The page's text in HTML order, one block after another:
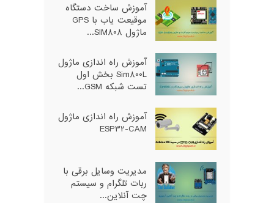
آموزش ساخت دستگاه
موقیعت یاب با GPS
ماژول SIM808...
آموزش راه اندازی ماژول
Sim800L بخش اول
تست شبکه GSM...
آموزش راه اندازی ماژول
ESP32-CAM
مدیریت وسایل برقی با
ربات تلگرام و سیستم
چت آنلاین...